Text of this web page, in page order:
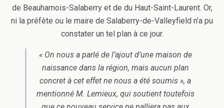
de Beauharnois-Salaberry et de du Haut-Saint-Laurent. Or,
ni la préfète ou le maire de Salaberry-de-Valleyfield n’a pu
constater un tel plan à ce jour.
« On nous a parlé de l’ajout d’une maison de
naissance dans la région, mais aucun plan
concret à cet effet ne nous a été soumis », a
mentionné M. Lemieux, qui soutient toutefois